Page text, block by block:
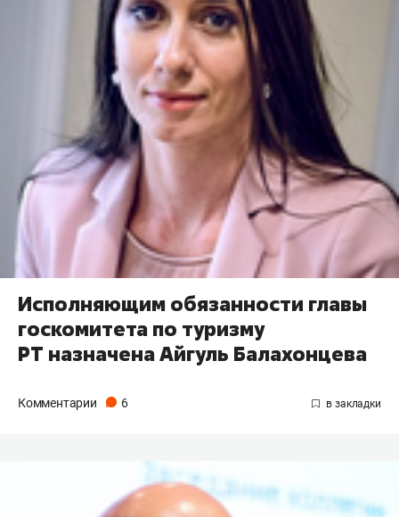
Исполняющим обязанности главы
госкомитета по туризму
РТ назначена Айгуль Балахонцева
Комментарии 6